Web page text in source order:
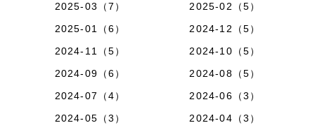
2025-03（7）
2025-02（5）
2025-01（6）
2024-12（5）
2024-11（5）
2024-10（5）
2024-09（6）
2024-08（5）
2024-07（4）
2024-06（3）
2024-05（3）
2024-04（3）